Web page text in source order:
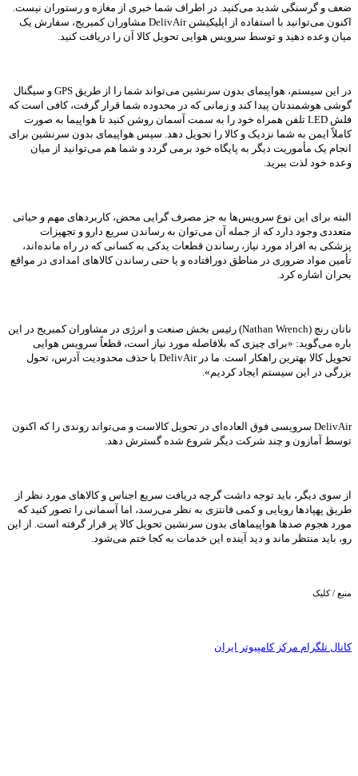
ضعف و گرسنگی شدید می‌کنید. در اطراف شما خبری از مغازه و رستوران نیست.
اکنون می‌توانید با استفاده از اپلیکیشن DelivAir مشاوران کمبریج، سفارش یک
میان وعده دهید و توسط سرویس هوایی تحویل کالا آن را دریافت کنید.
در این سیستم، هواپیمای بدون سرنشین می‌تواند شما را از طریق GPS و سیگنال
گوشی هوشمندتان پیدا کند و زمانی که در محدوده شما قرار گرفت، کافی است که
فلش LED تلفن همراه خود را به سمت آسمان روشن کنید تا هواپیما به صورت
کاملاً ایمن به شما نزدیک و کالا را تحویل دهد. سپس هواپیمای بدون سرنشین برای
انجام یک مأموریت دیگر به پایگاه خود برمی گردد و شما هم می‌توانید از میان
وعده خود لذت ببرید.
البته برای این نوع سرویس‌ها به‌ جز مصرف گرایی محض، کاربردهای مهم و حیاتی
متعددی وجود دارد که از جمله آن می‌توان به رساندن سریع دارو و تجهیزات
پزشکی به افراد مورد نیاز، رساندن قطعات یدکی به کسانی که در راه مانده‌اند،
تأمین مواد ضروری در مناطق دورافتاده و یا حتی رساندن کالاهای امدادی در مواقع
بحران اشاره کرد.
ناتان رنچ (Nathan Wrench) رئیس بخش صنعت و انرژی در مشاوران کمبریج در این
باره می‌گوید: «برای چیزی که بلافاصله مورد نیاز است، قطعاً سرویس هوایی
تحویل کالا بهترین راهکار است. ما در DelivAir با حذف محدودیت آدرس، تحول
بزرگی در این سیستم ایجاد کرد‌یم».
DelivAir سرویسی فوق العاده‌ای در تحویل کالاست و می‌تواند روندی را که اکنون
توسط آمازون و چند شرکت دیگر شروع شده گسترش دهد.
از سوی دیگر، باید توجه داشت گرچه دریافت سریع اجناس و کالاهای مورد نظر از
طریق پهپادها رویایی و کمی فانتزی به نظر می‌رسد، اما آسمانی را تصور کنید که
مورد هجوم صدها هواپیماهای بدون سرنشین تحویل کالا پر قرار گرفته است. از این
رو، باید منتظر ماند و دید آینده این خدمات به کجا ختم می‌شود.
منبع / کلیک
کانال تلگرام مرکز کامپیوتر ایران